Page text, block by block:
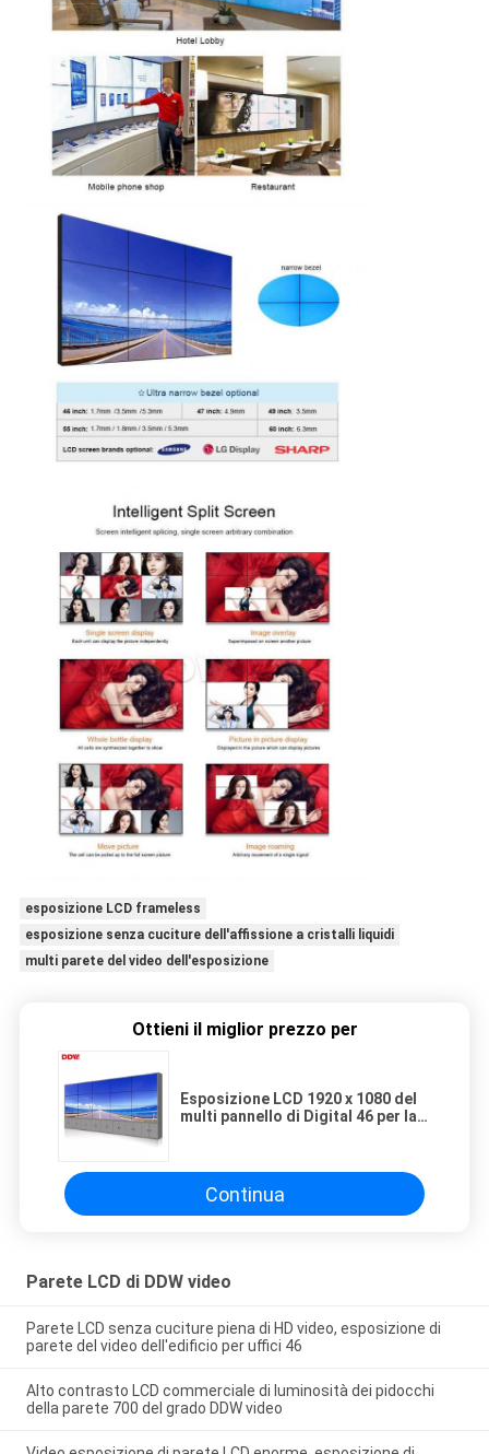
esposizione LCD frameless
esposizione senza cuciture dell'affissione a cristalli liquidi
multi parete del video dell'esposizione
Ottieni il miglior prezzo per
Esposizione LCD 1920 x 1080 del
multi pannello di Digital 46 per la
Continua
Parete LCD di DDW video
Parete LCD senza cuciture piena di HD video, esposizione di
parete del video dell'edificio per uffici 46
Alto contrasto LCD commerciale di luminosità dei pidocchi
della parete 700 del grado DDW video